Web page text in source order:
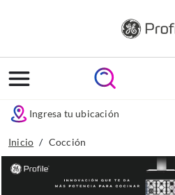
Ingresa tu ubicación
Inicio Cocción